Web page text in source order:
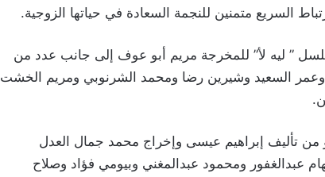
السريع متمنين للنجمة السعادة في حياتها الزوجية.
” ليه لأ” للمخرجة مريم أبو عوف إلى جانب عدد من
‏السعيد وشيرين رضا ومحمد الشرنوبي ومريم الخشت
من تأليف إبراهيم عيسى وإخراج محمد جمال العدل
عبدالغفور ومحمود عبدالمغني وبيومي فؤاد وصلاح